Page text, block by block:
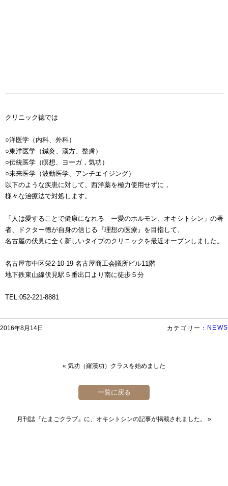
クリニック徳では
○洋医学（内科、外科）
○東洋医学（鍼灸、漢方、整膚）
○伝統医学（瞑想、ヨーガ，気功）
○未来医学（波動医学、アンチエイジング）
以下のような疾患に対して、西洋薬を極力使用せずに，
様々な治療法で対処します。
「人は愛することで健康になれる ー愛のホルモン、オキシトシン」の著
者、ドクター徳が自身の信じる『理想の医療』を目指して、
名古屋の伏見に全く新しいタイプのクリニックを最近オープンしました。
名古屋市中区栄2-10-19 名古屋商工会議所ビル11階
地下鉄東山線伏見駅５番出口より南に徒歩５分
TEL:052-221-8881
カテゴリー： NEWS
2016年8月14日
« 気功（羅漢功）クラスを始めました
一覧に戻る
月刊誌『たまごクラブ』に、オキシトシンの記事が掲載されました。 »